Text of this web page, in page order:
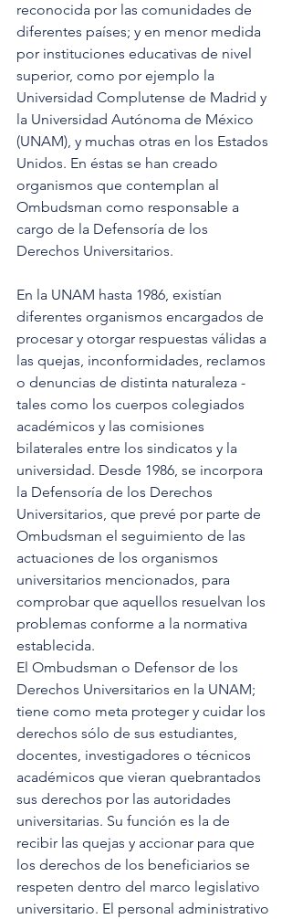
reconocida por las comunidades de
diferentes países; y en menor medida
por instituciones educativas de nivel
superior, como por ejemplo la
Universidad Complutense de Madrid y
la Universidad Autónoma de México
(UNAM), y muchas otras en los Estados
Unidos. En éstas se han creado
organismos que contemplan al
Ombudsman como responsable a
cargo de la Defensoría de los
Derechos Universitarios.
En la UNAM hasta 1986, existían
diferentes organismos encargados de
procesar y otorgar respuestas válidas a
las quejas, inconformidades, reclamos
o denuncias de distinta naturaleza -
tales como los cuerpos colegiados
académicos y las comisiones
bilaterales entre los sindicatos y la
universidad. Desde 1986, se incorpora
la Defensoría de los Derechos
Universitarios, que prevé por parte de
Ombudsman el seguimiento de las
actuaciones de los organismos
universitarios mencionados, para
comprobar que aquellos resuelvan los
problemas conforme a la normativa
establecida.
El Ombudsman o Defensor de los
Derechos Universitarios en la UNAM;
tiene como meta proteger y cuidar los
derechos sólo de sus estudiantes,
docentes, investigadores o técnicos
académicos que vieran quebrantados
sus derechos por las autoridades
universitarias. Su función es la de
recibir las quejas y accionar para que
los derechos de los beneficiarios se
respeten dentro del marco legislativo
universitario. El personal administrativo